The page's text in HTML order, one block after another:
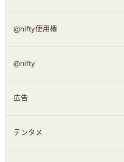
@nifty使用権
@nifty
広告
テンタメ